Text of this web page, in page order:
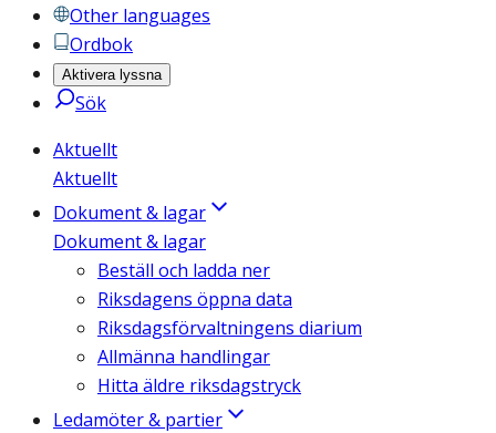
Other languages
Ordbok
Aktivera lyssna
Sök
Aktuellt
Aktuellt
Dokument & lagar
Dokument & lagar
Beställ och ladda ner
Riksdagens öppna data
Riksdagsförvaltningens diarium
Allmänna handlingar
Hitta äldre riksdagstryck
Ledamöter & partier